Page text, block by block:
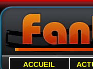
ACCUEIL